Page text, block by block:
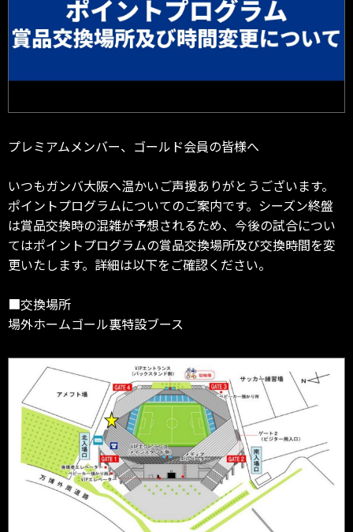
プレミアムメンバー、ゴールド会員の皆様へ
いつもガンバ大阪へ温かいご声援ありがとうございます。
ポイントプログラムについてのご案内です。シーズン終盤
は賞品交換時の混雑が予想されるため、今後の試合につい
てはポイントプログラムの賞品交換場所及び交換時間を変
更いたします。詳細は以下をご確認ください。
■交換場所
場外ホームゴール裏特設ブース